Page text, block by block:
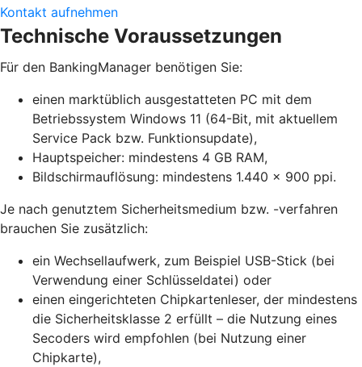
Kontakt aufnehmen
Technische Voraussetzungen
Für den BankingManager benötigen Sie:
einen marktüblich ausgestatteten PC mit dem
Betriebssystem Windows 11 (64-Bit, mit aktuellem
Service Pack bzw. Funktionsupdate),
Hauptspeicher: mindestens 4 GB RAM,
Bildschirmauflösung: mindestens 1.440 x 900 ppi.
Je nach genutztem Sicherheitsmedium bzw. -verfahren
brauchen Sie zusätzlich:
ein Wechsellaufwerk, zum Beispiel USB-Stick (bei
Verwendung einer Schlüsseldatei) oder
einen eingerichteten Chipkartenleser, der mindestens
die Sicherheitsklasse 2 erfüllt – die Nutzung eines
Secoders wird empfohlen (bei Nutzung einer
Chipkarte),